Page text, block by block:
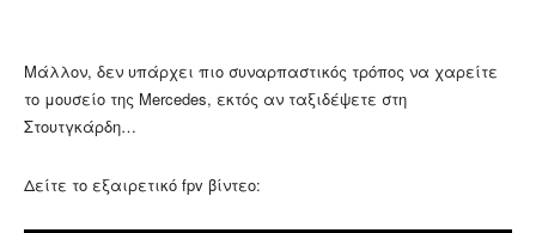
Μάλλον, δεν υπάρχει πιο συναρπαστικός τρόπος να χαρείτε
το μουσείο της Mercedes, εκτός αν ταξιδέψετε στη
Στουτγκάρδη…
Δείτε το εξαιρετικό fpv βίντεο: